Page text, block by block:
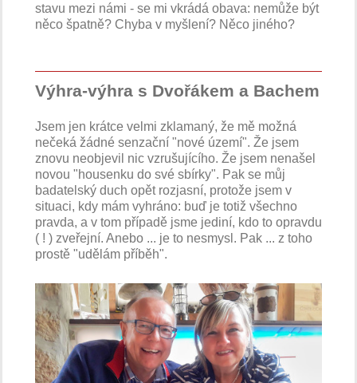
stavu mezi námi - se mi vkrádá obava: nemůže být
něco špatně? Chyba v myšlení? Něco jiného?
Výhra-výhra s Dvořákem a Bachem
Jsem jen krátce velmi zklamaný, že mě možná
nečeká žádné senzační "nové území". Že jsem
znovu neobjevil nic vzrušujícího. Že jsem nenašel
novou "housenku do své sbírky". Pak se můj
badatelský duch opět rozjasní, protože jsem v
situaci, kdy mám vyhráno: buď je totiž všechno
pravda, a v tom případě jsme jediní, kdo to opravdu
( ! ) zveřejní. Anebo ... je to nesmysl. Pak ... z toho
prostě "udělám příběh".